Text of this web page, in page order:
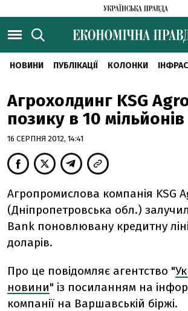
НОВИНИ ПУБЛІКАЦІЇ КОЛОНКИ
Агрохолдинг KSG
позику в 10
16 СЕРПНЯ 2012, 14:41
Агропромислова компанія KSG
(Дніпропетровська обл.)
Bank поновлювану кредитну
доларів.
Про це повідомляє агентство "
новини" із посиланням на
компанії на Варшавській біржі.